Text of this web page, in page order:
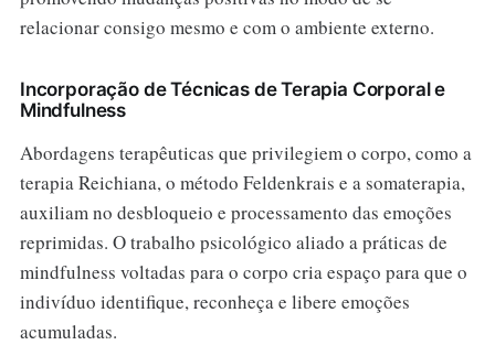
relacionar consigo mesmo e com o ambiente externo.
Incorporação de Técnicas de Terapia Corporal e
Mindfulness
Abordagens terapêuticas que privilegiem o corpo, como a
terapia Reichiana, o método Feldenkrais e a somaterapia,
auxiliam no desbloqueio e processamento das emoções
reprimidas. O trabalho psicológico aliado a práticas de
mindfulness voltadas para o corpo cria espaço para que o
indivíduo identifique, reconheça e libere emoções
acumuladas.